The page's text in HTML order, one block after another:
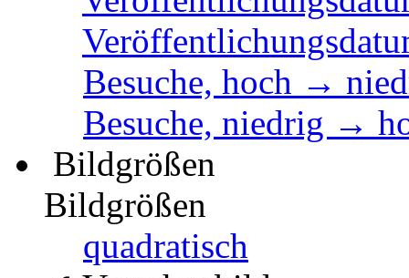
Besuche, hoch →
Besuche, niedrig →
Bildgrößen
Bildgrößen
quadratisch